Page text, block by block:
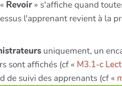
Revoir » s'affiche quand
l'apprenant revient à la
uniquement, un
sont affichés (cf « M3.1-c
de suivi des apprenants (cf «